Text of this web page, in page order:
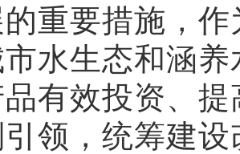
重要措施，
水生态和涵
有效投资、
领，统筹建